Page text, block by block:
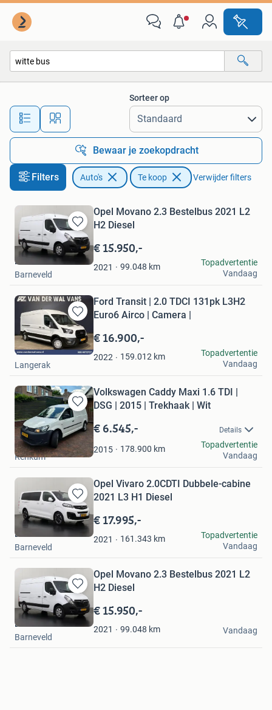
Alle afstanden…
Sorteer op
Bewaar je zoekopdracht
Filters Auto's Te koop Verwijder filters
Bewaren
in
Mijn
Favorieten
Opel Movano 2.3 Bestelbus 2021 L2
H2 Diesel
€ 15.950,-
2021 99.048 km
Dutchvans.com
Barneveld
Topadvertentie
Vandaag
Bewaren
in
Mijn
Favorieten
Ford Transit | 2.0 TDCI 131pk L3H2
Euro6 Airco | Camera |
€ 16.900,-
2022 159.012 km
Van der Wal Vans
Langerak
Topadvertentie
Vandaag
Bewaren
in
Mijn
Favorieten
Volkswagen Caddy Maxi 1.6 TDI |
DSG | 2015 | Trekhaak | Wit
€ 6.545,- Details
2015 178.900 km
DeVosFietsen
Renkum
Topadvertentie
Vandaag
Bewaren
in
Mijn
Favorieten
Opel Vivaro 2.0CDTI Dubbele-cabine
2021 L3 H1 Diesel
€ 17.995,-
2021 161.343 km
Dutchvans.com
Barneveld
Topadvertentie
Vandaag
Bewaren
in
Mijn
Favorieten
Opel Movano 2.3 Bestelbus 2021 L2
H2 Diesel
€ 15.950,-
2021 99.048 km
Dutchvans.com
Barneveld
Vandaag